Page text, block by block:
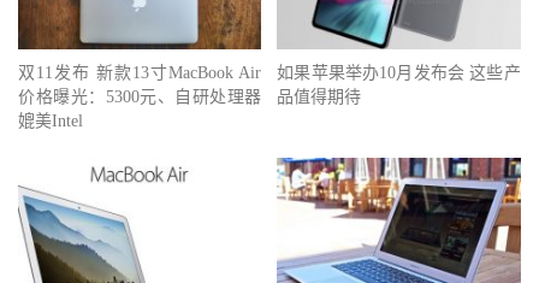
双11发布 新款13寸MacBook Air
价格曝光：5300元、自研处理器
媲美Intel
如果苹果举办10月发布会 这些产
品值得期待